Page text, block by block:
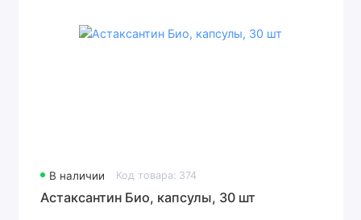
В наличии Код товара: 374
Астаксантин Био, капсулы, 30 шт